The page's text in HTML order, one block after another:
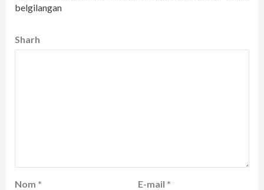
belgilangan
Sharh
Nom * E-mail *